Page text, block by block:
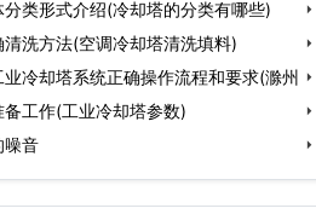
类形式介绍(冷却塔的分类有哪些)
洗方法(空调冷却塔清洗填料)
冷却塔系统正确操作流程和要求(滁州
工作(工业冷却塔参数)
理
噪音